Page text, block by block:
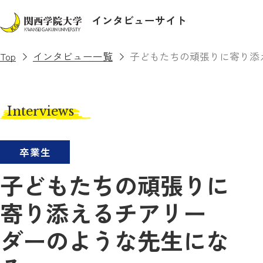
インタビューサイト
Top インタビュー一覧 子どもたちの頑張りに寄り
Interviews
卒業生
子どもたちの頑張りに
寄り添えるチアリー
ダーのような先生にな